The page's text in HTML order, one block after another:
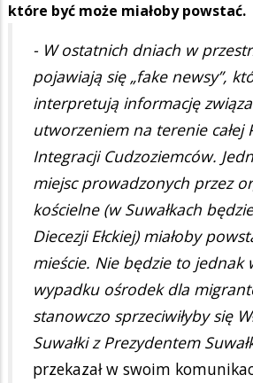
które być może miałoby powstać.
- W ostatnich dniach w
pojawiają się „fake newsy”,
interpretują informację
utworzeniem na terenie całej
Integracji Cudzoziemców.
miejsc prowadzonych przez
kościelne (w Suwałkach
Diecezji Ełckiej) miałoby
mieście. Nie będzie to jednak
wypadku ośrodek dla
stanowczo sprzeciwiłyby się
Suwałki z Prezydentem
przekazał w swoim